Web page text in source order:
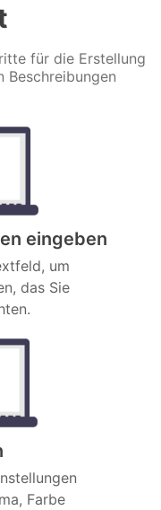
für die Erstellung
Beschreibungen
eingeben
um
das Sie
Farbe